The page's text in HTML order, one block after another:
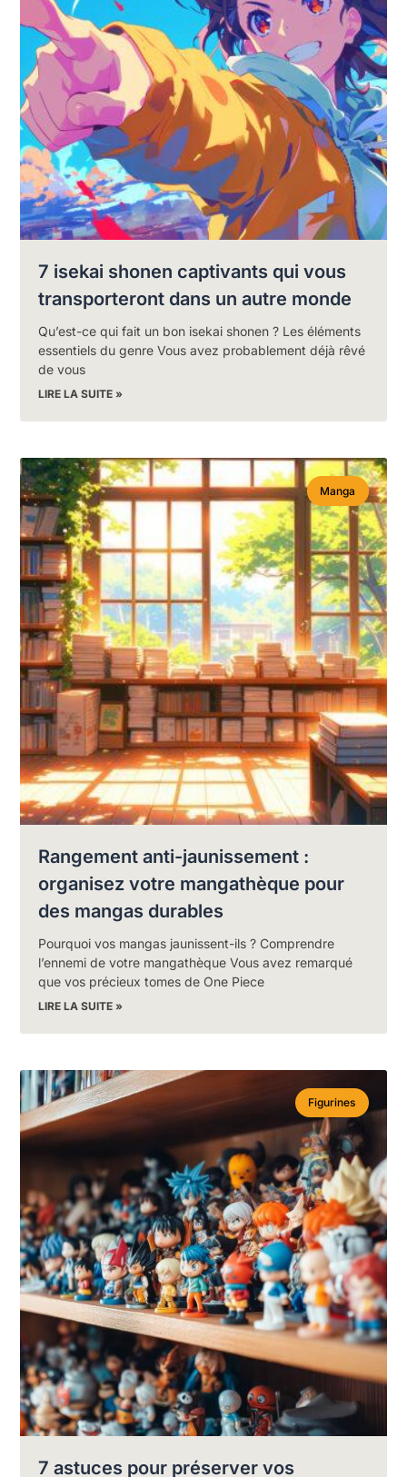
7 isekai shonen captivants qui vous
transporteront dans un autre monde
Qu’est-ce qui fait un bon isekai shonen ? Les éléments
essentiels du genre Vous avez probablement déjà rêvé
de vous
LIRE LA SUITE »
Manga
Rangement anti-jaunissement :
organisez votre mangathèque pour
des mangas durables
Pourquoi vos mangas jaunissent-ils ? Comprendre
l’ennemi de votre mangathèque Vous avez remarqué
que vos précieux tomes de One Piece
LIRE LA SUITE »
Figurines
7 astuces pour préserver vos